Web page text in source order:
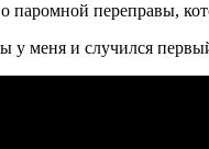
переправы,
у меня и случился